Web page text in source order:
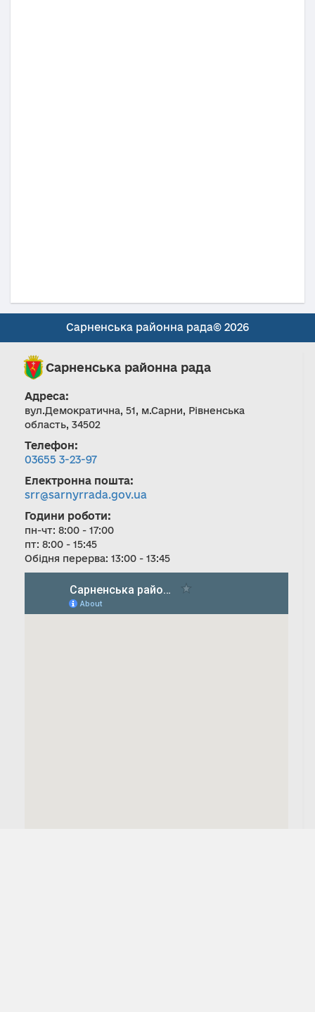
Сарненська районна рада© 2026
Сарненська районна рада
Адреса:
вул.Демократична, 51, м.Сарни, Рівненська
область, 34502
Телефон:
03655 3-23-97
Електронна пошта:
srr@sarnyrrada.gov.ua
Години роботи:
пн-чт: 8:00 - 17:00
пт: 8:00 - 15:45
Обідня перерва: 13:00 - 13:45